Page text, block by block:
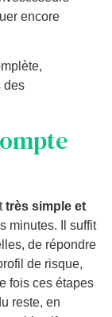
encore
des
très simple et
minutes. Il suffit
de répondre
de risque,
fois ces étapes
reste, en